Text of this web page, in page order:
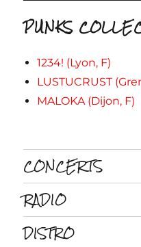
PUNKS
1234! (Lyon, F)
LUSTUCRUST
MALOKA (Dijon, F)
CONCERTS
RADIO
DISTRO